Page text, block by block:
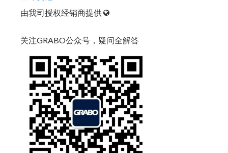
由我司授权经销商提供
关注GRABO公众号，疑问全解答